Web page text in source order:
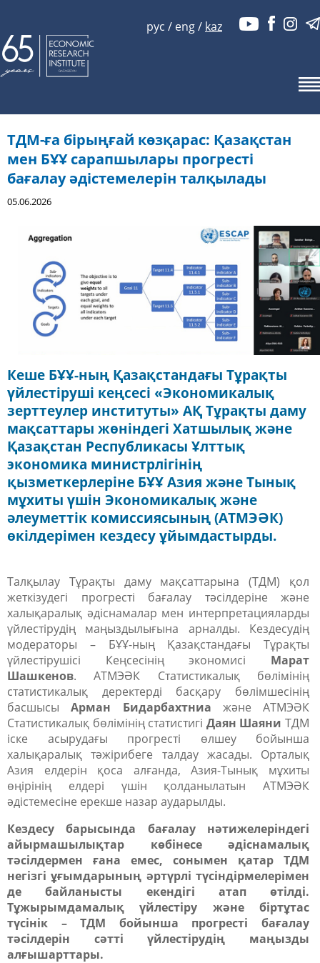
рус / eng/ kaz
ТДМ-ға бірыңғай көзқарас: Қазақстан
мен БҰҰ сарапшылары прогресті
бағалау әдістемелерін талқылады
05.06.2026
Кеше БҰҰ-ның Қазақстандағы Тұрақты
үйлестіруші кеңсесі «Экономикалық
зерттеулер институты» АҚ Тұрақты даму
мақсаттары жөніндегі Хатшылық және
Қазақстан Республикасы Ұлттық
экономика министрлігінің
қызметкерлеріне БҰҰ Азия және Тынық
мұхиты үшін Экономикалық және
әлеуметтік комиссиясының (АТМЭӘК)
өкілдерімен кездесу ұйымдастырды.
Талқылау Тұрақты даму мақсаттарына (ТДМ) қол
жеткізудегі прогресті бағалау тәсілдеріне және
халықаралық әдіснамалар мен интерпретацияларды
үйлестірудің маңыздылығына арналды. Кездесудің
модераторы – БҰҰ-ның Қазақстандағы Тұрақты
үйлестірушісі Кеңсесінің экономисі Марат
Шашкенов. АТМЭӘК Статистикалық бөлімінің
статистикалық деректерді басқару бөлімшесінің
басшысыАрман Бидарбахтниа және АТМЭӘК
Статистикалық бөлімінің статистигі Даян Шаяни ТДМ
іске асырудағы прогресті өлшеу бойынша
халықаралық тәжірибеге талдау жасады. Орталық
Азия елдерін қоса алғанда, Азия-Тынық мұхиты
өңірінің елдері үшін қолданылатын АТМЭӘК
әдістемесіне ерекше назар аударылды.
Кездесу барысында бағалау нәтижелеріндегі
айырмашылықтар көбінесе әдіснамалық
тәсілдермен ғана емес, сонымен қатар ТДМ
негізгі ұғымдарының әртүрлі түсіндірмелерімен
де байланысты екендігі атап өтілді.
Тұжырымдамалық үйлестіру және біртұтас
түсінік – ТДМ бойынша прогресті бағалау
тәсілдерін сәтті үйлестірудің маңызды
алғышарттары.